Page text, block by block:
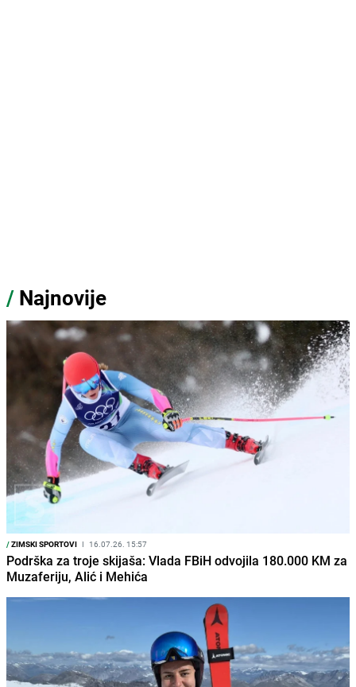
/ Najnovije
/ZIMSKI SPORTOVI I 16.07.26. 15:57
Podrška za troje skijaša: Vlada FBiH odvojila 180.000 KM za
Muzaferiju, Alić i Mehića